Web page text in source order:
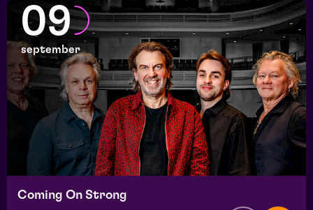
09
september
Coming On Strong